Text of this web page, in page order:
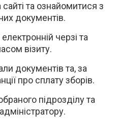
та ознайомитися з
документів.
черзі та
візиту.
документів та, за
про сплату зборів.
підрозділу та